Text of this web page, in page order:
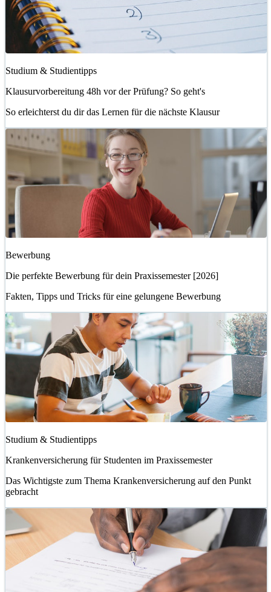
Studium & Studientipps
Klausurvorbereitung 48h vor der Prüfung? So geht's
So erleichterst du dir das Lernen für die nächste Klausur
Bewerbung
Die perfekte Bewerbung für dein Praxissemester [2026]
Fakten, Tipps und Tricks für eine gelungene Bewerbung
Studium & Studientipps
Krankenversicherung für Studenten im Praxissemester
Das Wichtigste zum Thema Krankenversicherung auf den Punkt
gebracht